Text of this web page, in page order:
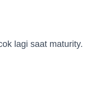
lagi saat maturity.